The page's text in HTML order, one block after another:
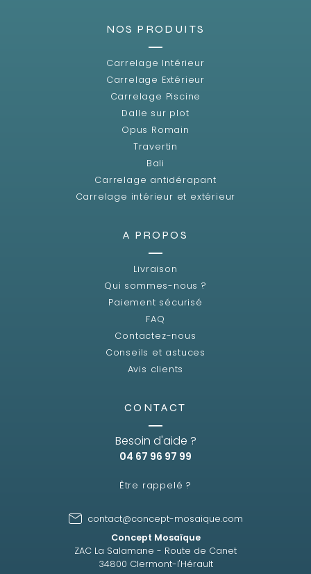
NOS PRODUITS
Carrelage Intérieur
Carrelage Extérieur
Carrelage Piscine
Dalle sur plot
Opus Romain
Travertin
Bali
Carrelage antidérapant
Carrelage intérieur et extérieur
A PROPOS
Livraison
Qui sommes-nous ?
Paiement sécurisé
FAQ
Contactez-nous
Conseils et astuces
Avis clients
CONTACT
Besoin d'aide ?
04 67 96 97 99
Être rappelé ?
contact@concept-mosaique.com
Concept Mosaïque
ZAC La Salamane - Route de Canet
34800 Clermont-l'Hérault